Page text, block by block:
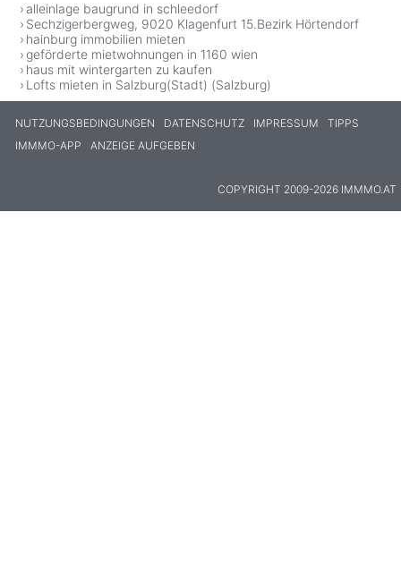
alleinlage baugrund in schleedorf
Sechzigerbergweg, 9020 Klagenfurt 15.Bezirk Hörtendorf
hainburg immobilien mieten
geförderte mietwohnungen in 1160 wien
haus mit wintergarten zu kaufen
Lofts mieten in Salzburg(Stadt) (Salzburg)
NUTZUNGSBEDINGUNGEN DATENSCHUTZ IMPRESSUM
TIPPS
IMMMO-APP
ANZEIGE AUFGEBEN
COPYRIGHT 2009-2026 IMMMO.AT